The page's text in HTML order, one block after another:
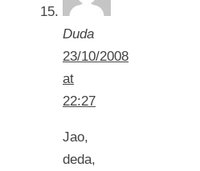
Duda
23/10/2008
at
22:27
Jao,
deda,